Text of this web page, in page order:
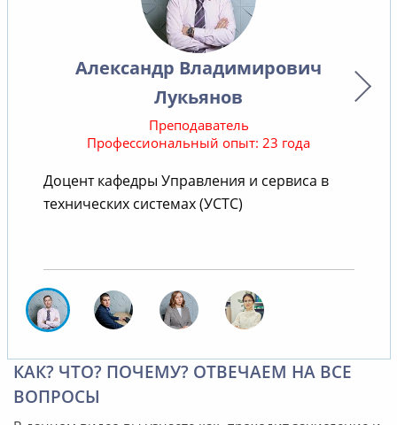
Александр Владимирович
Лукьянов
Преподаватель
Профессиональный опыт: 23 года
Доцент кафедры Управления и сервиса в
технических системах (УСТС)
КАК? ЧТО? ПОЧЕМУ? ОТВЕЧАЕМ НА ВСЕ
ВОПРОСЫ